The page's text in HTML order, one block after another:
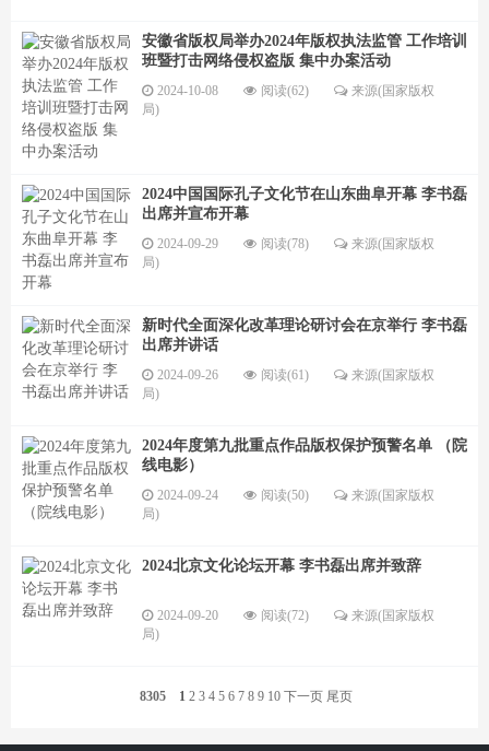
安徽省版权局举办2024年版权执法监管 工作培训
班暨打击网络侵权盗版 集中办案活动
2024-10-08 阅读(62)
来源(国家版权
局)
2024中国国际孔子文化节在山东曲阜开幕 李书磊
出席并宣布开幕
2024-09-29 阅读(78)
来源(国家版权
局)
新时代全面深化改革理论研讨会在京举行 李书磊
出席并讲话
2024-09-26 阅读(61)
来源(国家版权
局)
2024年度第九批重点作品版权保护预警名单 （院
线电影）
2024-09-24 阅读(50)
来源(国家版权
局)
2024北京文化论坛开幕 李书磊出席并致辞
2024-09-20 阅读(72)
来源(国家版权
局)
8305 1 2 3 4 5 6 7 8 9 10 下一页 尾页